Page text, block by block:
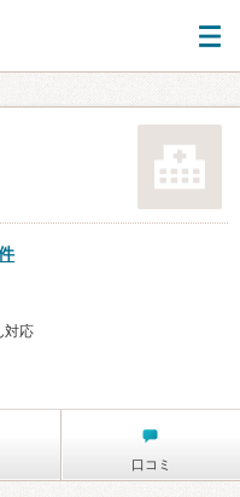
対応
口コミ